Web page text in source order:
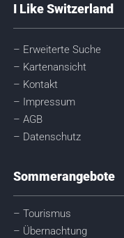
I Like Switzerland
– Erweiterte Suche
– Kartenansicht
– Kontakt
– Impressum
– AGB
– Datenschutz
Sommerangebote
– Tourismus
– Übernachtung